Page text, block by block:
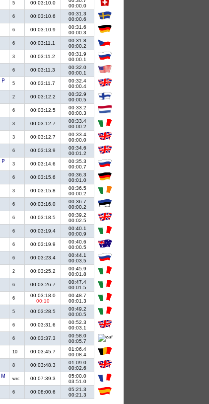
5 00:03:10.0
00:00.0
6 00:03:10.6
00:31.3
00:00.6
6 00:03:10.9
00:31.6
00:00.3
6 00:03:11.1
00:31.8
00:00.2
3 00:03:11.2
00:31.9
00:00.1
6 00:03:11.3
00:32.0
00:00.1
5 00:03:11.7
00:32.4
00:00.4
2 00:03:12.2
00:32.9
00:00.5
6 00:03:12.5
00:33.2
00:00.3
3 00:03:12.7
00:33.4
00:00.2
3 00:03:12.7
00:33.4
00:00.0
6 00:03:13.9
00:34.6
00:01.2
3 00:03:14.6
00:35.3
00:00.7
6 00:03:15.6
00:36.3
00:01.0
3 00:03:15.8
00:36.5
00:00.2
6 00:03:16.0
00:36.7
00:00.2
6 00:03:18.5
00:39.2
00:02.5
6 00:03:19.4
00:40.1
00:00.9
6 00:03:19.9
00:40.6
00:00.5
6 00:03:23.4
00:44.1
00:03.5
2 00:03:25.2
00:45.9
00:01.8
6 00:03:26.7
00:47.4
00:01.5
6
00:03:18.0
00:10
00:48.7
00:01.3
5 00:03:28.5
00:49.2
00:00.5
6 00:03:31.6
00:52.3
00:03.1
6 00:03:37.3
00:58.0
00:05.7
10 00:03:45.7
01:06.4
00:08.4
8 00:03:48.3
01:09.0
00:02.6
wrc 00:07:39.3
05:00.0
03:51.0
6 00:08:00.6
05:21.3
00:21.3